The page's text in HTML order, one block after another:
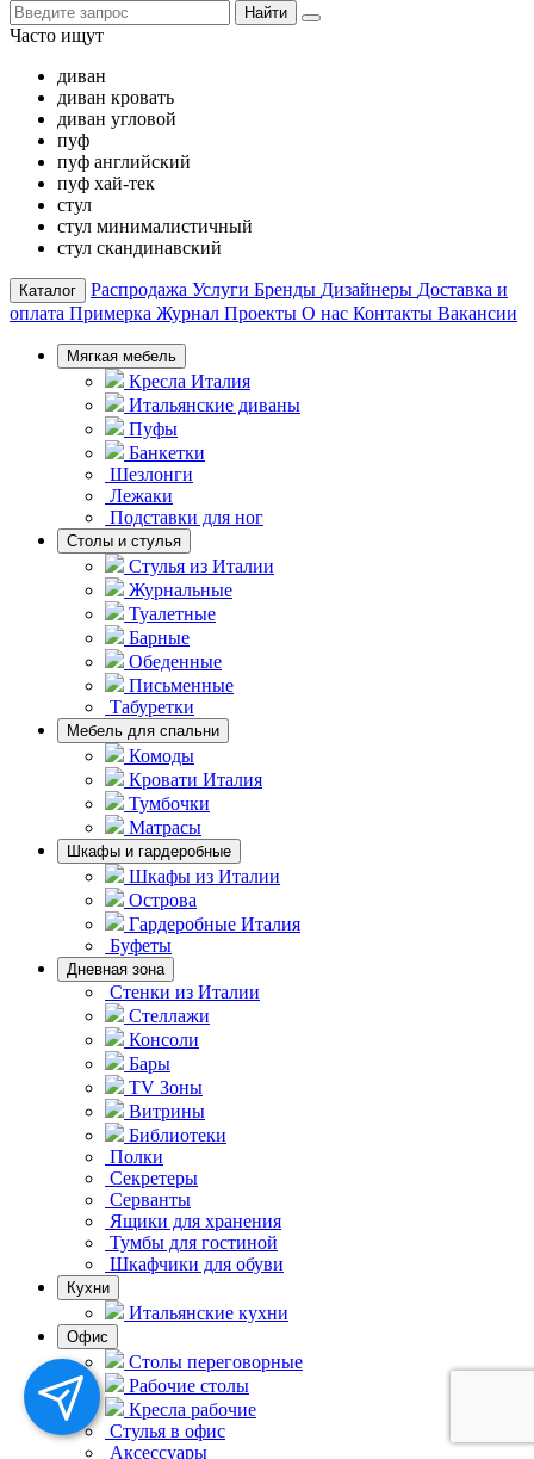
Найти
Часто ищут
диван
диван кровать
диван угловой
пуф
пуф английский
пуф хай-тек
стул
стул минималистичный
стул скандинавский
Каталог Распродажа Услуги Бренды Дизайнеры Доставка и
оплата Примерка Журнал Проекты О нас Контакты Вакансии
Мягкая мебель
Кресла Италия
Итальянские диваны
Пуфы
Банкетки
Шезлонги
Лежаки
Подставки для ног
Столы и стулья
Стулья из Италии
Журнальные
Туалетные
Барные
Обеденные
Письменные
Табуретки
Мебель для спальни
Комоды
Кровати Италия
Тумбочки
Матрасы
Шкафы и гардеробные
Шкафы из Италии
Острова
Гардеробные Италия
Буфеты
Дневная зона
Стенки из Италии
Стеллажи
Консоли
Бары
TV Зоны
Витрины
Библиотеки
Полки
Секретеры
Серванты
Ящики для хранения
Тумбы для гостиной
Шкафчики для обуви
Кухни
Итальянские кухни
Офис
Столы переговорные
Рабочие столы
Кресла рабочие
Стулья в офис
Аксессуары